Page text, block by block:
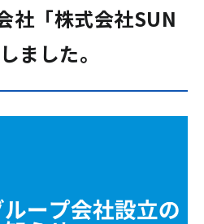
社「株式会社SUN
ました。